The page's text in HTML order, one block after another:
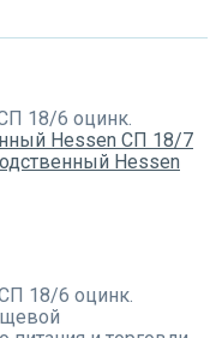
18/6 оцинк.
Hessen СП 18/7
Hessen
18/6 оцинк.